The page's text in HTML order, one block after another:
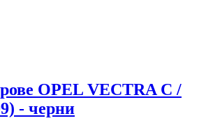
OPEL VECTRA C /
- черни